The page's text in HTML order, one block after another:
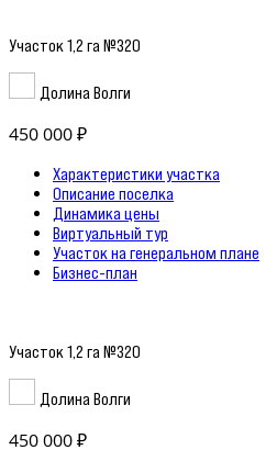
Участок 1,2 га №320
Долина Волги
450 000 ₽
Характеристики участка
Описание поселка
Динамика цены
Виртуальный тур
Участок на генеральном плане
Бизнес-план
Участок 1,2 га №320
Долина Волги
450 000 ₽